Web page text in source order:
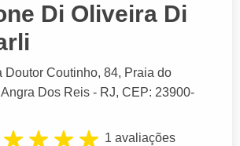
Di Oliveira Di
Doutor Coutinho, 84, Praia do
Angra Dos Reis - RJ, CEP: 23900-
1 avaliações